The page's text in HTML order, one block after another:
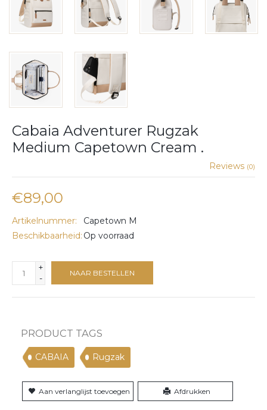
Cabaia Adventurer Rugzak
Medium Capetown Cream .
Reviews (0)
€89,00
Artikelnummer:
Capetown M
Beschikbaarheid: Op voorraad
+
-
NAAR BESTELLEN
PRODUCT TAGS
CABAIA Rugzak
Aan verlanglijst toevoegen Afdrukken